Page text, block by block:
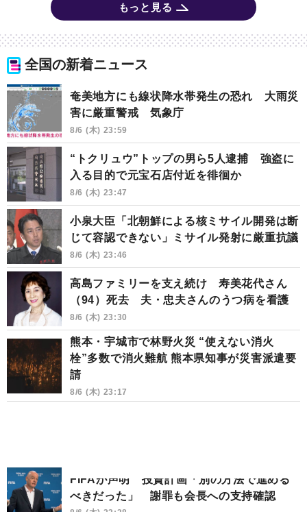
もっと見る
全国の新着ニュース
奄美地方にも線状降水帯発生の恐れ 大雨災
害に厳重警戒 気象庁
8/6 (木) 23:59
“トクリュウ”トップの男ら5人逮捕 強盗に
入る目的で元宝石店付近を徘徊か
8/6 (木) 23:47
小泉大臣「北朝鮮による核ミサイル開発は断
じて容認できない」ミサイル発射に厳重抗議
8/6 (木) 23:46
高島ファミリーを支え続け 寿美花代さん
（94）死去 夫・忠夫さんのうつ病を看護
8/6 (木) 23:30
熊本・宇城市で林野火災 “使えない消火
栓”多数で消火難航 熊本県知事が災害派遣要
請
8/6 (木) 23:17
FIFAが声明 投資計画「別の方法で進める
べきだった」 謝罪も会長への支持確認